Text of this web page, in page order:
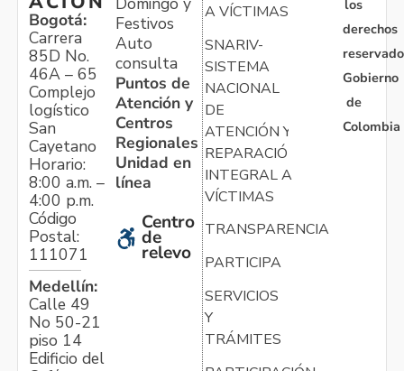
Bogotá:
Carrera
85D No.
46A – 65
Complejo
logístico
San
Cayetano
Horario:
8:00 a.m. –
4:00 p.m.
Código
Postal:
111071
Medellín:
Calle 49
No 50-21
piso 14
Edificio del
Festivos
Auto
consulta
Puntos de
Atención y
Centros
Regionales
Unidad en
línea
Centro
de
relevo
A VÍCTIMAS
SNARIV-
SISTEMA
NACIONAL
DE
ATENCIÓN Y
REPARACIÓN
INTEGRAL A
VÍCTIMAS
TRANSPARENCIA
PARTICIPA
SERVICIOS
Y
TRÁMITES
los
derechos
Gobierno
de
Colombia